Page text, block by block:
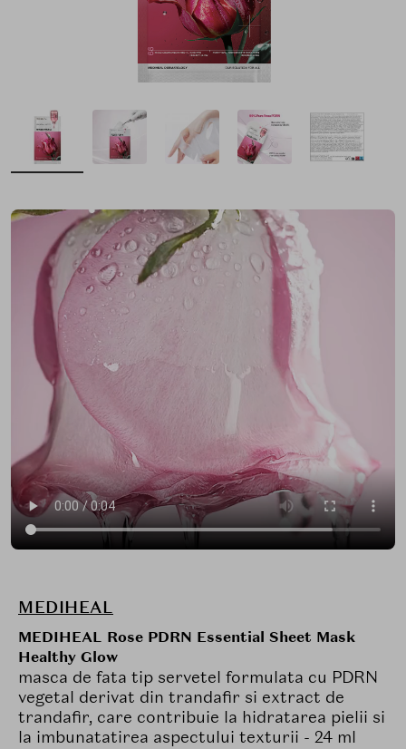
MEDIHEAL
MEDIHEAL Rose PDRN Essential Sheet Mask
Healthy Glow
masca de fata tip servetel formulata cu PDRN
vegetal derivat din trandafir si extract de
trandafir, care contribuie la hidratarea pielii si
la imbunatatirea aspectului texturii - 24 ml